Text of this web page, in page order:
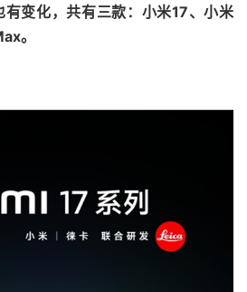
有变化，共有三款：小米17、小米
。